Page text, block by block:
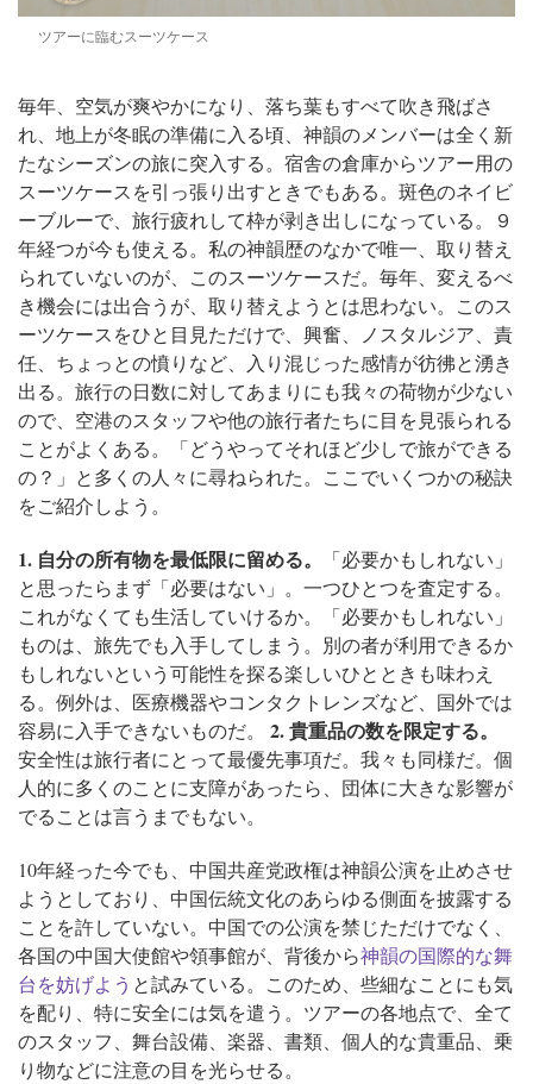
ツアーに臨むスーツケース
毎年、空気が爽やかになり、落ち葉もすべて吹き飛ばさ
れ、地上が冬眠の準備に入る頃、神韻のメンバーは全く新
たなシーズンの旅に突入する。宿舎の倉庫からツアー用の
スーツケースを引っ張り出すときでもある。 斑色のネイビ
ーブルーで、旅行疲れして枠が剥き出しになっている。９
年経つが今も使える。私の神韻歴のなかで唯一、取り替え
られていないのが、このスーツケースだ。毎年、変えるべ
き機会には出合うが、取り替えようとは思わない。このス
ーツケースをひと目見ただけで、興奮、ノスタルジア、責
任、ちょっとの憤りなど、入り混じった感情が彷彿と湧き
出る。 旅行の日数に対してあまりにも我々の荷物が少ない
ので、空港のスタッフや他の旅行者たちに目を見張られる
ことがよくある。「どうやってそれほど少しで旅ができる
の？」と多くの人々に尋ねられた。 ここでいくつかの秘訣
をご紹介しよう。
1. 自分の所有物を最低限に留める。
「必要かもしれない」
と思ったらまず「必要はない」。一つひとつを査定する。
これがなくても生活していけるか。「必要かもしれない」
ものは、旅先でも入手してしまう。別の者が利用できるか
もしれないという可能性を探る楽しいひとときも味わえ
る。 例外は、医療機器やコンタクトレンズなど、国外では
容易に入手できないものだ。 2. 貴重品の数を限定する。
安全性は旅行者にとって最優先事項だ。我々も同様だ。個
人的に多くのことに支障があったら、団体に大きな影響が
でることは言うまでもない。
10年経った今でも、中国共産党政権は神韻公演を止めさせ
ようとしており、中国伝統文化のあらゆる側面を披露する
ことを許していない。中国での公演を禁じただけでなく、
各国の中国大使館や領事館が、背後から神韻の国際的な舞
台を妨げよう と試みている。このため、些細なことにも気
を配り、特に安全には気を遣う。ツアーの各地点で、全て
のスタッフ、舞台設備、楽器、書類、個人的な貴重品、乗
り物などに注意の目を光らせる。